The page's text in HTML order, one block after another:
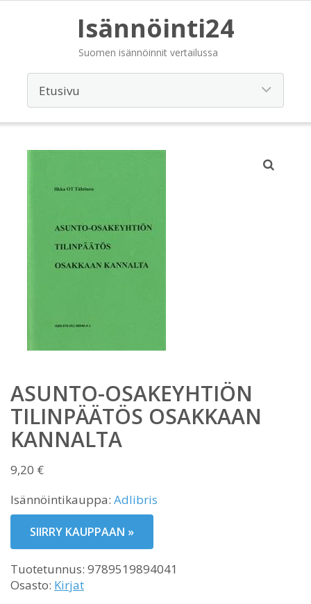
Isännöinti24
Suomen isännöinnit vertailussa
ASUNTO-OSAKEYHTIÖN
TILINPÄÄTÖS OSAKKAAN
KANNALTA
9,20 €
Isännöintikauppa: Adlibris
SIIRRY KAUPPAAN »
Tuotetunnus: 9789519894041
Osasto: Kirjat